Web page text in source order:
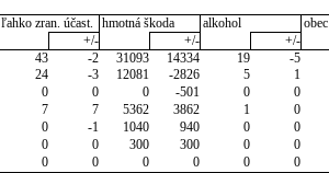
ľahko zran. účast. hmotná škoda alkohol
obec
+/- +/- +/-
43 -2 31093 14334 19 -5
24 -3 12081 -2826 5 1
0 0 0 -501 0 0
7 7 5362 3862 1 0
0 -1 1040 940 0 0
0 0 300 300 0 0
0 0 0 0 0 0